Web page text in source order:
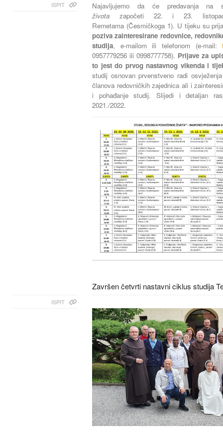
ISPIT
Najavljujemo da će predavanja
života započeti 22. i 23.
Remetama (Česmičkoga 1). U tijeku su
poziva zainteresirane redovnice, redovn
studija, e-mailom ili telefonom (e-mail:
0957779256 ili 0998777758). Prijave za
to jest do prvog nastavnog vikenda i
studij osnovan prvenstveno radi
članova redovničkih zajednica ali i
i pohađanje studij. Slijedi i detaljan
2021./2022.
Završen četvrti nastavni ciklus studija
ISPIT